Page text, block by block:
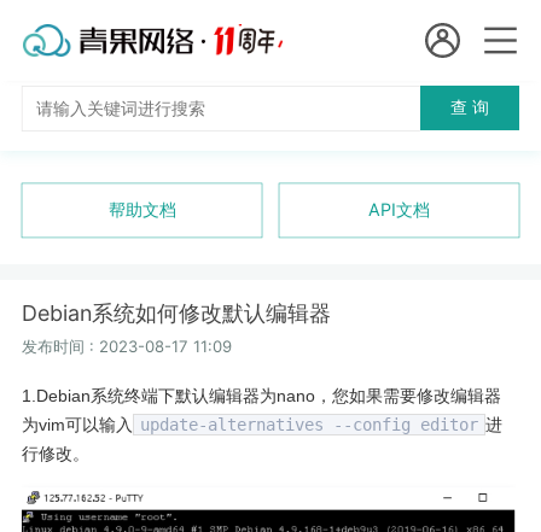
国
短效代理
隧道代理
独享代理
长效代理
进入控制台
退出
查 询
帮助文档 API文档
Debian系统如何修改默认编辑器
发布时间 : 2023-08-17 11:09
1.Debian系统终端下默认编辑器为nano，您如果需要修改编辑器
为vim可以输入
update-alternatives --config editor 进
行修改。